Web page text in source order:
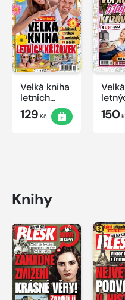
Velká kniha
letních
křížovek
2026
129 Kč
TV
150
Knihy